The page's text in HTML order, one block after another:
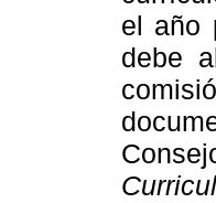
el año
debe